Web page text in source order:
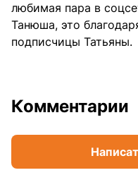
любимая пара в
Танюша, это
подписчицы Татьяны.
Комментарии